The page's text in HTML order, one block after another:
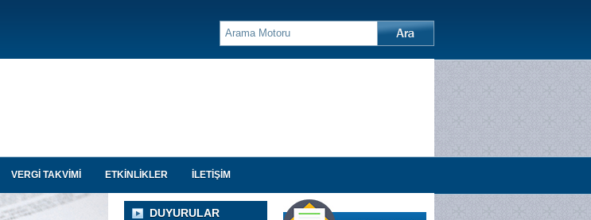
VERGİ TAKVİMİ ETKİNLİKLER İLETİŞİM
DUYURULAR